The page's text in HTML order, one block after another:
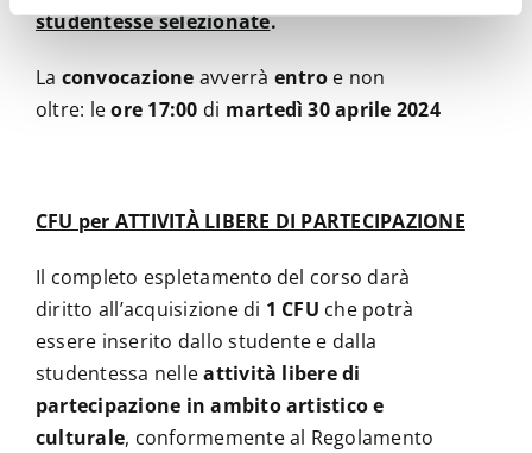
studentesse selezionate.
La convocazione avverrà entro e non
oltre: leore 17:00 di martedì 30 aprile 2024
CFU per ATTIVITÀ LIBERE DI PARTECIPAZIONE
Il completo espletamento del corso darà
diritto all’acquisizione di 1 CFU che potrà
essere inserito dallo studente e dalla
studentessa nelleattività libere di
partecipazione in ambito artistico e
culturale, conformemente al Regolamento